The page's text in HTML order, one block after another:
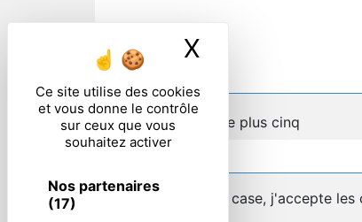
Ce site utilise des cookies
et vous donne le contrôle
sur ceux que vous
souhaitez activer
Nos partenaires
(17)
X
Combien font quatre plus cinq
En cochant cette case, j'accepte